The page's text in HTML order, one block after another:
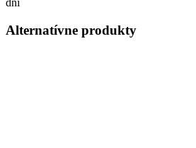
dní
Alternatívne produkty